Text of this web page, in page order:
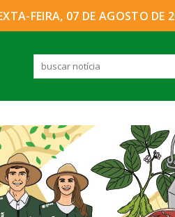
FEIRA, 07 DE AGOSTO DE